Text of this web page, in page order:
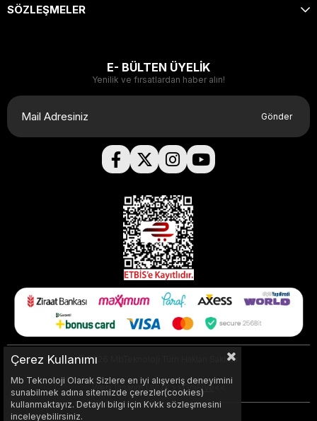
SÖZLEŞMELER
E- BÜLTEN ÜYELİK
Yenilik ve fırsatlardan haber alın!
Gönder
© 2026 MbTeknoloji Tüm Hakları Saklıdır.
Web Tasarım UI/UX >>GraFiVe <<
Çerez Kullanımı
Mb Teknoloji Olarak Sizlere en iyi alışveriş deneyimini
sunabilmek adına sitemizde çerezler(cookies)
kullanmaktayız. Detaylı bilgi için Kvkk sözleşmesini
inceleyebilirsiniz.